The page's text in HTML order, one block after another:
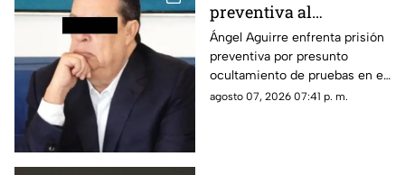
preventiva al
exgobernador Ángel
Aguirre por presunto
ocultamiento de
pruebas en el caso
Ángel Aguirre enfrenta prisión
preventiva por presunto
ocultamiento de pruebas en el
caso de los 43 normalistas de
agosto 07, 2026 07:41 p. m.